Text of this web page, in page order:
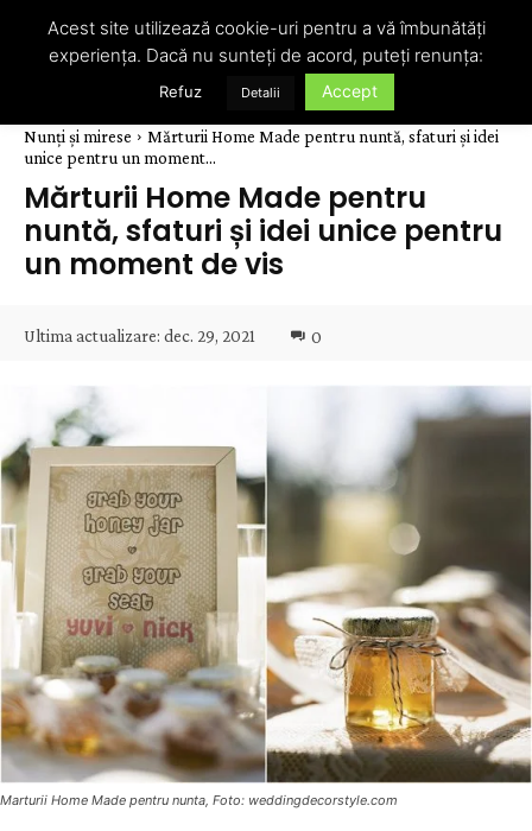
Nunți și mirese
Mărturii Home Made pentru nuntă, sfaturi și idei
unice pentru un moment...
Mărturii Home Made pentru
nuntă, sfaturi și idei unice pentru
un moment de vis
Ultima actualizare: dec. 29, 2021 0
Marturii Home Made pentru nunta, Foto: weddingdecorstyle.com
Acest site utilizează cookie-uri pentru a vă îmbunătăți
experiența. Dacă nu sunteți de acord, puteți renunța:
Refuz Detalii Accept